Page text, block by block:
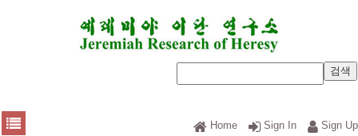
Home Sign In Sign Up